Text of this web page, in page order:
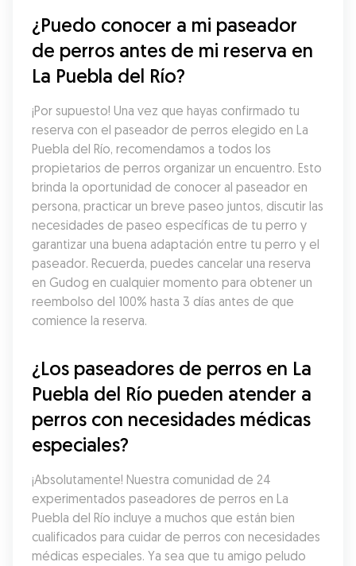
¿Puedo conocer a mi paseador
de perros antes de mi reserva en
La Puebla del Río?
¡Por supuesto! Una vez que hayas confirmado tu
reserva con el paseador de perros elegido en La
Puebla del Río, recomendamos a todos los
propietarios de perros organizar un encuentro. Esto
brinda la oportunidad de conocer al paseador en
persona, practicar un breve paseo juntos, discutir las
necesidades de paseo específicas de tu perro y
garantizar una buena adaptación entre tu perro y el
paseador. Recuerda, puedes cancelar una reserva
en Gudog en cualquier momento para obtener un
reembolso del 100% hasta 3 días antes de que
comience la reserva.
¿Los paseadores de perros en La
Puebla del Río pueden atender a
perros con necesidades médicas
especiales?
¡Absolutamente! Nuestra comunidad de 24
experimentados paseadores de perros en La
Puebla del Río incluye a muchos que están bien
cualificados para cuidar de perros con necesidades
médicas especiales. Ya sea que tu amigo peludo